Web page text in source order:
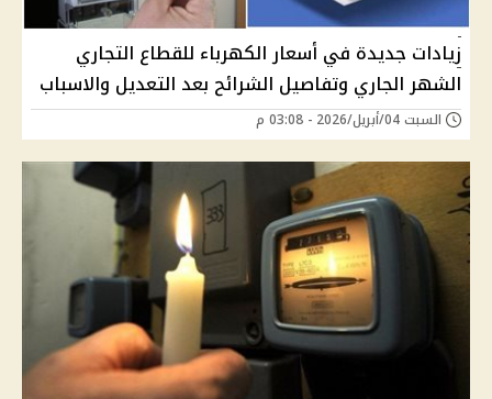
زيادات جديدة في أسعار الكهرباء للقطاع التجاري
الشهر الجاري وتفاصيل الشرائح بعد التعديل والاسباب
السبت 04/أبريل/2026 - 03:08 م